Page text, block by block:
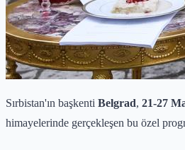
Sırbistan'ın başkenti Belgrad, 21-27
himayelerinde gerçekleşen bu özel